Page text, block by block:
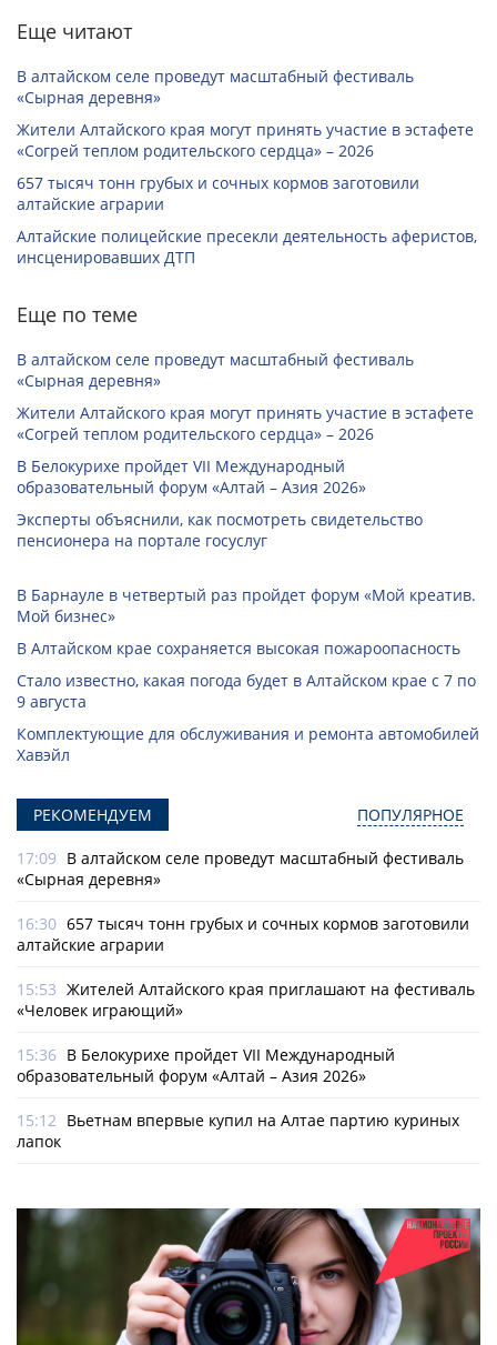
Еще читают
В алтайском селе проведут масштабный фестиваль
«Сырная деревня»
Жители Алтайского края могут принять участие в эстафете
«Согрей теплом родительского сердца» – 2026
657 тысяч тонн грубых и сочных кормов заготовили
алтайские аграрии
Алтайские полицейские пресекли деятельность аферистов,
инсценировавших ДТП
Еще по теме
В алтайском селе проведут масштабный фестиваль
«Сырная деревня»
Жители Алтайского края могут принять участие в эстафете
«Согрей теплом родительского сердца» – 2026
В Белокурихе пройдет VII Международный
образовательный форум «Алтай – Азия 2026»
Эксперты объяснили, как посмотреть свидетельство
пенсионера на портале госуслуг
В Барнауле в четвертый раз пройдет форум «Мой креатив.
Мой бизнес»
В Алтайском крае сохраняется высокая пожароопасность
Стало известно, какая погода будет в Алтайском крае с 7 по
9 августа
Комплектующие для обслуживания и ремонта автомобилей
Хавэйл
РЕКОМЕНДУЕМ ПОПУЛЯРНОЕ
17:09 В алтайском селе проведут масштабный фестиваль
«Сырная деревня»
16:30 657 тысяч тонн грубых и сочных кормов заготовили
алтайские аграрии
15:53 Жителей Алтайского края приглашают на фестиваль
«Человек играющий»
15:36 В Белокурихе пройдет VII Международный
образовательный форум «Алтай – Азия 2026»
15:12 Вьетнам впервые купил на Алтае партию куриных
лапок